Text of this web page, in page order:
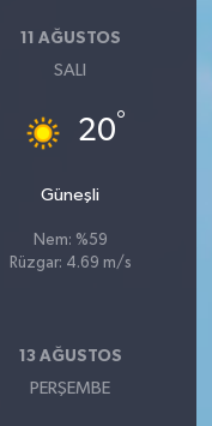
11 AĞUSTOS
SALI
20°
Güneşli
Nem: %59
Rüzgar: 4.69 m/s
13 AĞUSTOS
PERŞEMBE